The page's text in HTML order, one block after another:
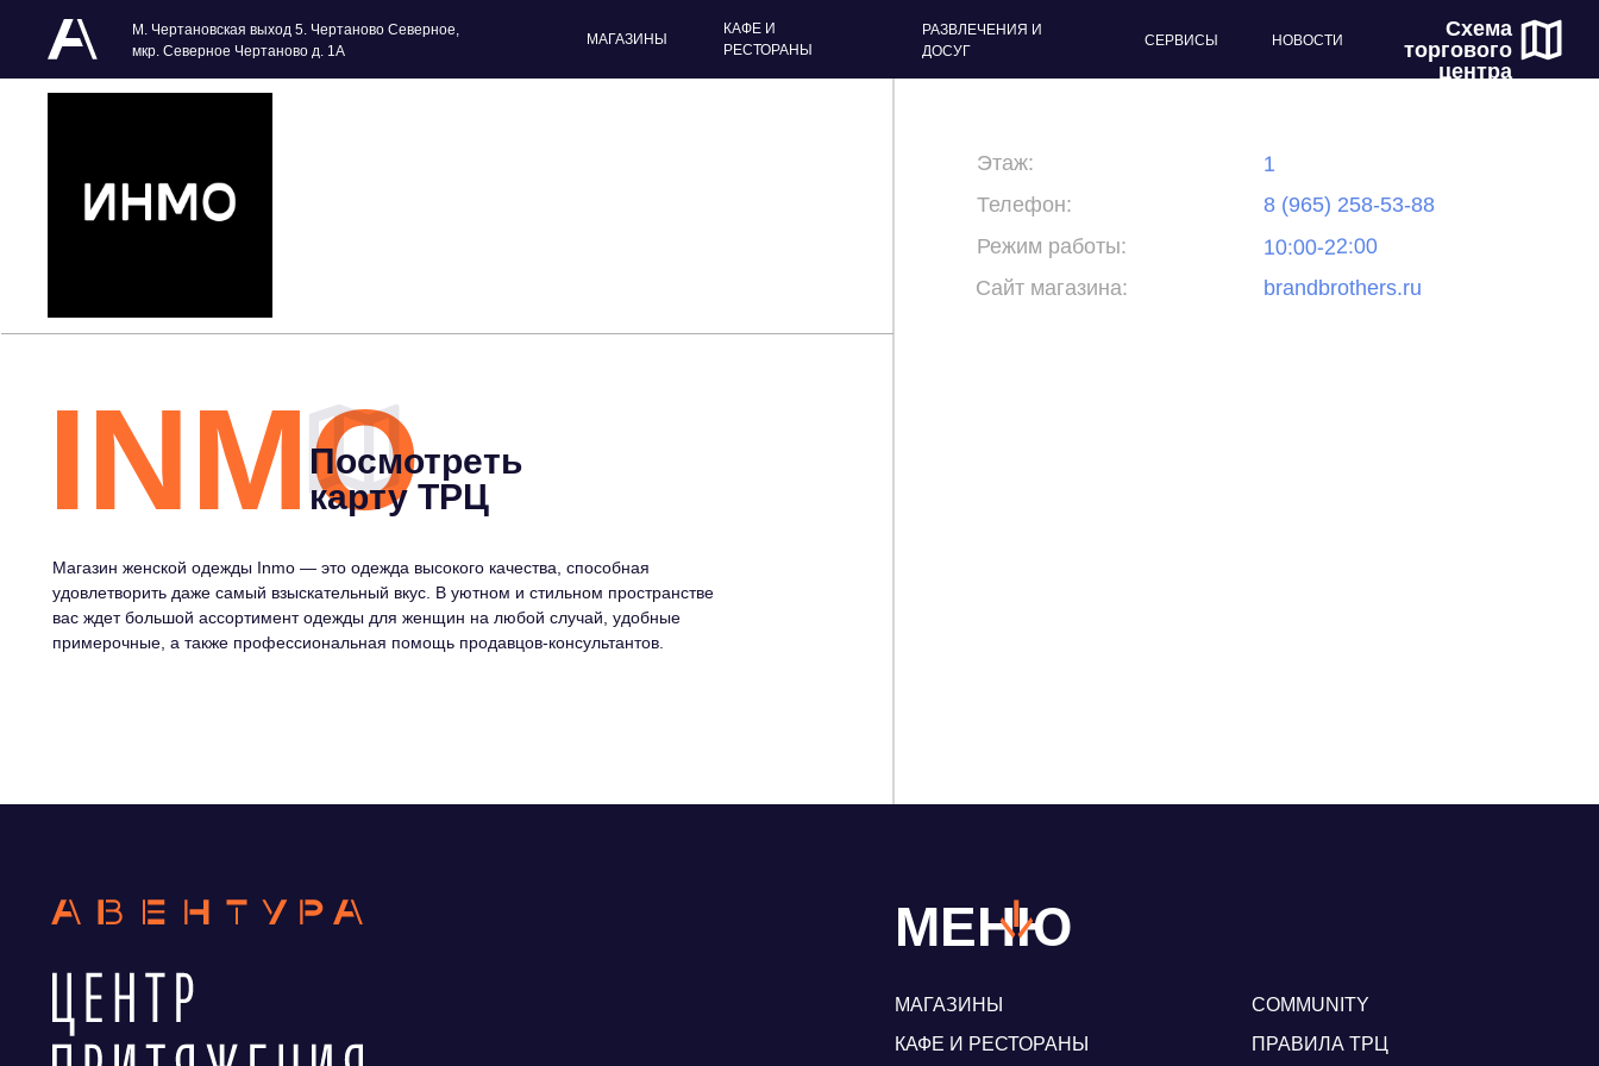
М. Чертановская выход 5. Чертаново Северное,
мкр. Северное Чертаново д. 1А
МАГАЗИНЫ
КАФЕ И
РЕСТОРАНЫ
СЕРВИСЫ
РАЗВЛЕЧЕНИЯ И
ДОСУГ
НОВОСТИ
Схема
торгового
центра
INMO
Магазин женской одежды Inmo — это одежда высокого качества, способная
удовлетворить даже самый взыскательный вкус. В уютном и стильном пространстве
вас ждет большой ассортимент одежды для женщин на любой случай, удобные
примерочные, а также профессиональная помощь продавцов-консультантов.
8 (965) 258-53-88
Сайт магазина:
Телефон:
Режим работы:
brandbrothers.ru
10:00-22:00
Посмотреть
карту ТРЦ
Этаж: 1
МЕНЮ
МАГАЗИНЫ
КАФЕ И РЕСТОРАНЫ
COMMUNITY
ПРАВИЛА ТРЦ